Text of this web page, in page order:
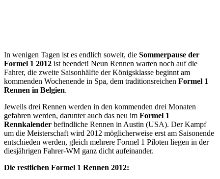
In wenigen Tagen ist es endlich soweit, die Sommerpause der
Formel 1 2012 ist beendet! Neun Rennen warten noch auf die
Fahrer, die zweite Saisonhälfte der Königsklasse beginnt am
kommenden Wochenende in Spa, dem traditionsreichen Formel 1
Rennen in Belgien.
Jeweils drei Rennen werden in den kommenden drei Monaten
gefahren werden, darunter auch das neu im Formel 1
Rennkalender befindliche Rennen in Austin (USA). Der Kampf
um die Meisterschaft wird 2012 möglicherweise erst am Saisonende
entschieden werden, gleich mehrere Formel 1 Piloten liegen in der
diesjährigen Fahrer-WM ganz dicht aufeinander.
Die restlichen Formel 1 Rennen 2012: